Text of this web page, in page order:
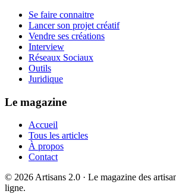
Se faire connaitre
Lancer son projet créatif
Vendre ses créations
Interview
Réseaux Sociaux
Outils
Juridique
Le magazine
Accueil
Tous les articles
À propos
Contact
© 2026Artisans 2.0 · Le magazine des
ligne.